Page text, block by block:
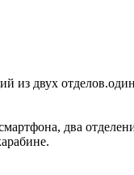
из двух
два